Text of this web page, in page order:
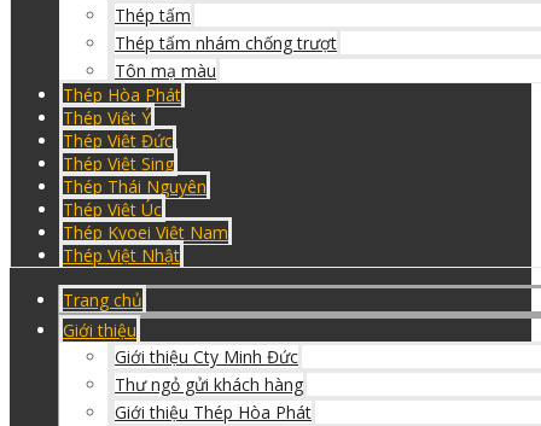
Thép tấm
Thép tấm nhám chống trượt
Tôn mạ màu
Thép Hòa Phát
Thép Việt Ý
Thép Việt Đức
Thép Việt Sing
Thép Thái Nguyên
Thép Việt Úc
Thép Kyoei Việt Nam
Thép Việt Nhật
Trang chủ
Giới thiệu
Giới thiệu Cty Minh Đức
Thư ngỏ gửi khách hàng
Giới thiệu Thép Hòa Phát